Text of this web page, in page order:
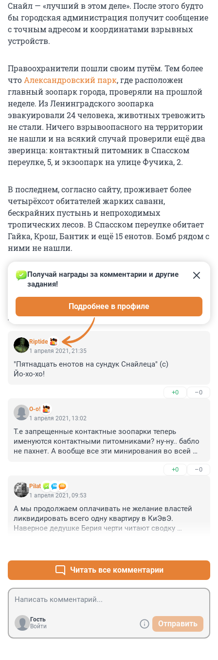
Снайл — «лучший в этом деле». После этого будто
бы городская администрация получит сообщение
с точным адресом и координатами взрывных
устройств.
Правоохранители пошли своим путём. Тем более
что Александровский парк, где расположен
главный зоопарк города, проверяли на прошлой
неделе. Из Ленинградского зоопарка
эвакуировали 24 человека, животных тревожить
не стали. Ничего взрывоопасного на территории
не нашли и на всякий случай проверили ещё два
зверинца: контактный питомник в Спасском
переулке, 5, и экзоопарк на улице Фучика, 2.
В последнем, согласно сайту, проживает более
четырёхсот обитателей жарких саванн,
бескрайних пустынь и непроходимых
тропических лесов. В Спасском переулке обитает
Гайка, Крош, Бантик и ещё 15 енотов. Бомб рядом с
ними не нашли.
КОММЕНТАРИИ 3
Riptide
Получай награды за комментарии и другие
задания!
Подробнее в профиле
1 апреля 2021, 21:35
"Пятнадцать енотов на сундук Снайлеца" (с)
Йо-хо-хо!
+0 –0
O-o!
1 апреля 2021, 13:02
Т.е запрещенные контактные зоопарки теперь
именуются контактными питомниками? ну-ну.. бабло
не пахнет. А вообще все эти минирования во всей
роскомпозора по блокировке. Смысл этих контор
только в запугивании населения выуживанием
всякой разности из соц. сетей, всё.. (импотенты -
перевод с инглиша "очень важные")
высокооплачиваемые "спецы"
+0 –0
Pilat
1 апреля 2021, 09:53
А мы продолжаем оплачивать не желание властей
ликвидировать всего одну квартиру в КиЭвЭ.
Наверное дедушке Берия черти читают сводку
Читать все комментарии
Гость
Войти
Отправить